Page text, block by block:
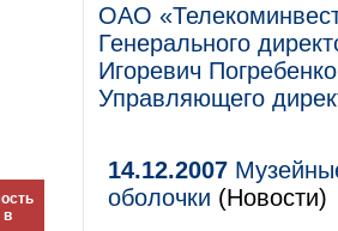
в
ОАО
Генерального
Игоревич
Управляющего
14.12.2007
оболочки (Новости)